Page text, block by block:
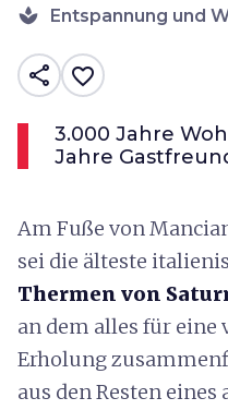
spa Entspannung und
share favorite_border
3.000 Jahre
Jahre
Am Fuße von
sei die älteste
Thermen von
an dem alles für
Erholung
aus den Resten